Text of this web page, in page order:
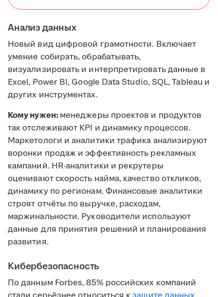
Анализ данных
Новый вид цифровой грамотности. Включает
умение собирать, обрабатывать,
визуализировать и интерпретировать данные в
Excel, Power BI, Google Data Studio, SQL, Tableau и
других инструментах.
Кому нужен:менеджеры проектов и продуктов
так отслеживают KPI и динамику процессов.
Маркетологи и аналитики трафика анализируют
воронки продаж и эффективность рекламных
кампаний. HR-аналитики и рекрутеры
оценивают скорость найма, качество откликов,
динамику по регионам. Финансовые аналитики
строят отчёты по выручке, расходам,
маржинальности. Руководители используют
данные для принятия решений и планирования
развития.
Кибербезопасность
По данным Forbes, 85% российских компаний